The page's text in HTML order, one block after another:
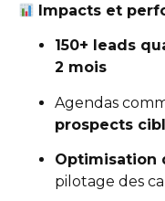
Impacts et
150+ leads
2 mois
Agendas
prospects
Optimisation
pilotage des